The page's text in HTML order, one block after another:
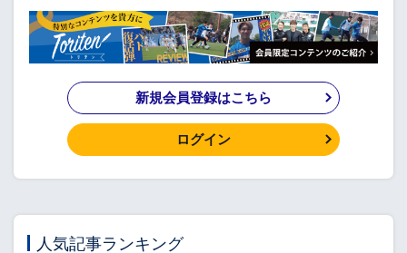
新規会員登録はこちら
ログイン
人気記事ランキング